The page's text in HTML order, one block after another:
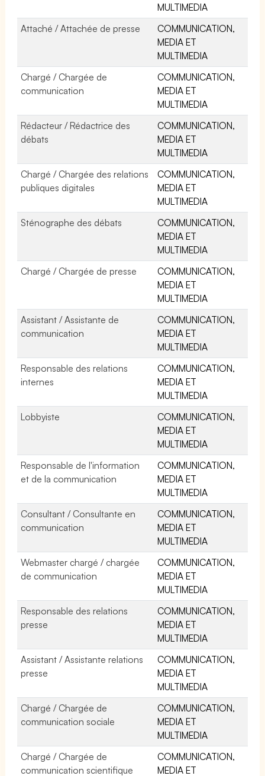
MULTIMEDIA
Attaché / Attachée de presse
COMMUNICATION,
MEDIA ET
MULTIMEDIA
Chargé / Chargée de
communication
COMMUNICATION,
MEDIA ET
MULTIMEDIA
Rédacteur / Rédactrice des
débats
COMMUNICATION,
MEDIA ET
MULTIMEDIA
Chargé / Chargée des relations
publiques digitales
COMMUNICATION,
MEDIA ET
MULTIMEDIA
Sténographe des débats
COMMUNICATION,
MEDIA ET
MULTIMEDIA
Chargé / Chargée de presse
COMMUNICATION,
MEDIA ET
MULTIMEDIA
Assistant / Assistante de
communication
COMMUNICATION,
MEDIA ET
MULTIMEDIA
Responsable des relations
internes
COMMUNICATION,
MEDIA ET
MULTIMEDIA
Lobbyiste
COMMUNICATION,
MEDIA ET
MULTIMEDIA
Responsable de l'information
et de la communication
COMMUNICATION,
MEDIA ET
MULTIMEDIA
Consultant / Consultante en
communication
COMMUNICATION,
MEDIA ET
MULTIMEDIA
Webmaster chargé / chargée
de communication
COMMUNICATION,
MEDIA ET
MULTIMEDIA
Responsable des relations
presse
COMMUNICATION,
MEDIA ET
MULTIMEDIA
Assistant / Assistante relations
presse
COMMUNICATION,
MEDIA ET
MULTIMEDIA
Chargé / Chargée de
communication sociale
COMMUNICATION,
MEDIA ET
MULTIMEDIA
Chargé / Chargée de
communication scientifique
COMMUNICATION,
MEDIA ET